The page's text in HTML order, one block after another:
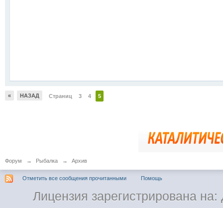
« НАЗАД Страниц 3 4 5
Форум → Рыбалка → Архив
Отметить все сообщения прочитанными Помощь
Лицензия зарегистрирована